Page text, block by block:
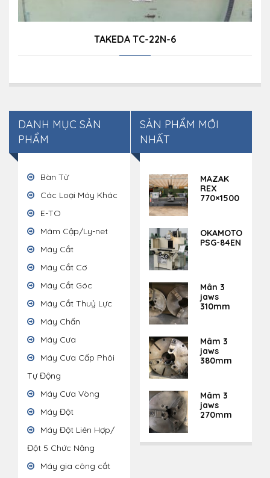
DANH MỤC SẢN
PHẨM
Bàn Từ
Các Loại Máy Khác
E-TO
Mâm Cập/Ly-net
Máy Cắt
Máy Cắt Cơ
Máy Cắt Góc
Máy Cắt Thuỷ Lực
Máy Chấn
Máy Cưa
Máy Cưa Cấp Phôi
Tự Động
Máy Cưa Vòng
Máy Đột
Máy Đột Liên Hợp/
Đột 5 Chức Năng
Máy gia công cắt
SẢN PHẨM MỚI
NHẤT
MAZAK
REX
770×1500
OKAMOTO
PSG-84EN
Mân 3
jaws
310mm
Mâm 3
jaws
380mm
Mâm 3
jaws
270mm
TAKEDA TC-22N-6